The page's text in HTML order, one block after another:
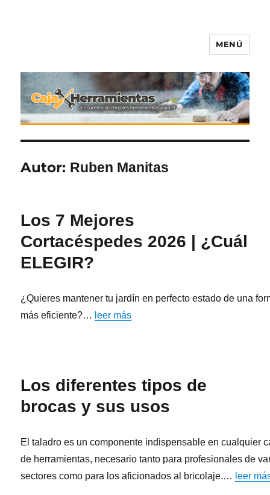
MENÚ
Autor: Ruben Manitas
Los 7 Mejores
Cortacéspedes 2026 | ¿Cuál
ELEGIR?
¿Quieres mantener tu jardín en perfecto estado de una
más eficiente?… leer más
Los diferentes tipos de
brocas y sus usos
El taladro es un componente indispensable en cualquier
de herramientas, necesario tanto para profesionales de
sectores como para los aficionados al bricolaje.… leer